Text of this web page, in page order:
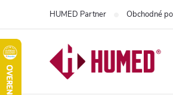
obsah
HUMED Partner Obchodné